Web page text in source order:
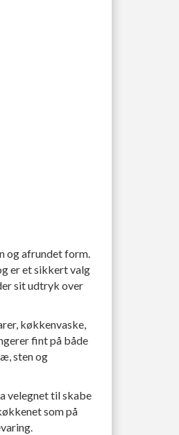
og afrundet form.
er et sikkert valg
sit udtryk over
køkkenvaske,
fint på både
sten og
velegnet til skabe
som på